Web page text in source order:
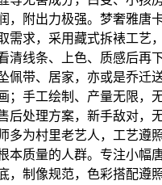
附出力极强。梦奢雅唐
求，采用藏式拆裱工艺
线条、上色、质感后再
带、居家，亦或是乔迁
手工绘制、产量无限，
处理方案，新手敌对，
为村里老艺人，工艺遵
质量的人群。专注小幅
制像规范，色彩搭配遵